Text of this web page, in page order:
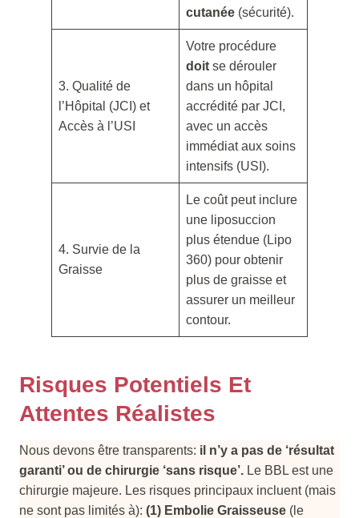
cutanée (sécurité).
3. Qualité de
l’Hôpital (JCI) et
Accès à l’USI
Votre procédure
doit se dérouler
dans un hôpital
accrédité par JCI,
avec un accès
immédiat aux soins
intensifs (USI).
4. Survie de la
Graisse
Le coût peut inclure
une liposuccion
plus étendue (Lipo
360) pour obtenir
plus de graisse et
assurer un meilleur
contour.
Risques Potentiels Et
Attentes Réalistes
Nous devons être transparents: il n’y a pas de ‘résultat
garanti’ ou de chirurgie ‘sans risque’. Le BBL est une
chirurgie majeure. Les risques principaux incluent (mais
ne sont pas limités à): (1) Embolie Graisseuse (le